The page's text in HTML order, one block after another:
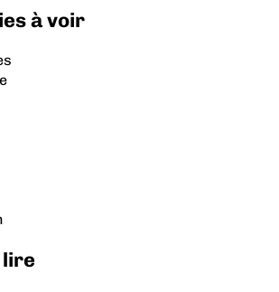
à voir
lire